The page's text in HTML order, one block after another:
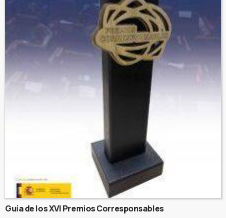
Guía de los XVI Premios Corresponsables